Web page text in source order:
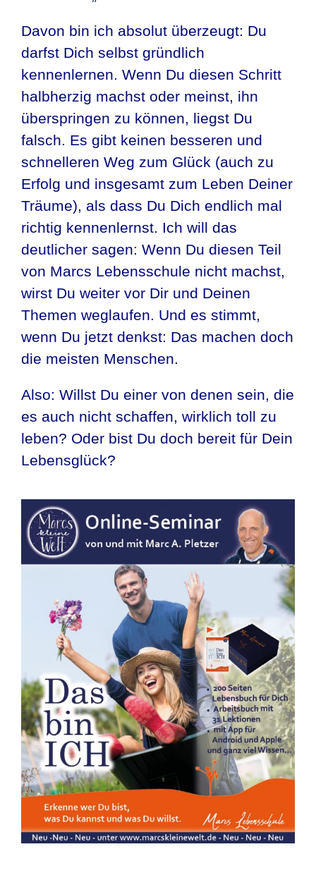
Davon bin ich absolut überzeugt: Du
darfst Dich selbst gründlich
kennenlernen. Wenn Du diesen Schritt
halbherzig machst oder meinst, ihn
überspringen zu können, liegst Du
falsch. Es gibt keinen besseren und
schnelleren Weg zum Glück (auch zu
Erfolg und insgesamt zum Leben Deiner
Träume), als dass Du Dich endlich mal
richtig kennenlernst. Ich will das
deutlicher sagen: Wenn Du diesen Teil
von Marcs Lebensschule nicht machst,
wirst Du weiter vor Dir und Deinen
Themen weglaufen. Und es stimmt,
wenn Du jetzt denkst: Das machen doch
die meisten Menschen.
Also: Willst Du einer von denen sein, die
es auch nicht schaffen, wirklich toll zu
leben? Oder bist Du doch bereit für Dein
Lebensglück?